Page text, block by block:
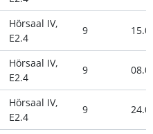
Hörsaal IV,
E2.4
9
Hörsaal IV,
E2.4
9
Hörsaal IV,
E2.4
9